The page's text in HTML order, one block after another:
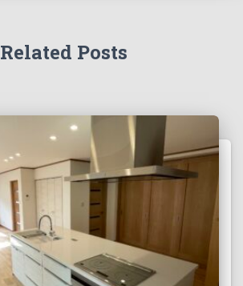
Related Posts